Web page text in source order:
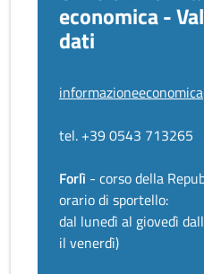
economica -
dati
tel. +39 0543 713265
Forlì - corso della
orario di sportello:
dal lunedì al giovedì
il venerdì)